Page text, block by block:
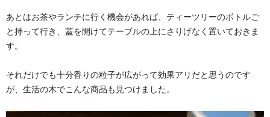
あとはお茶やランチに行く機会があれば、ティーツリーのボトルご
と持って行き、蓋を開けてテーブルの上にさりげなく置いておきま
す。
それだけでも十分香りの粒子が広がって効果アリだと思うのです
が、生活の木でこんな商品も見つけました。